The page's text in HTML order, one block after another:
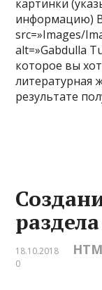
картинки
информацию)
src=»Images/
alt=»Gabdulla
которое вы
литературная
результате
18.10.2018
0